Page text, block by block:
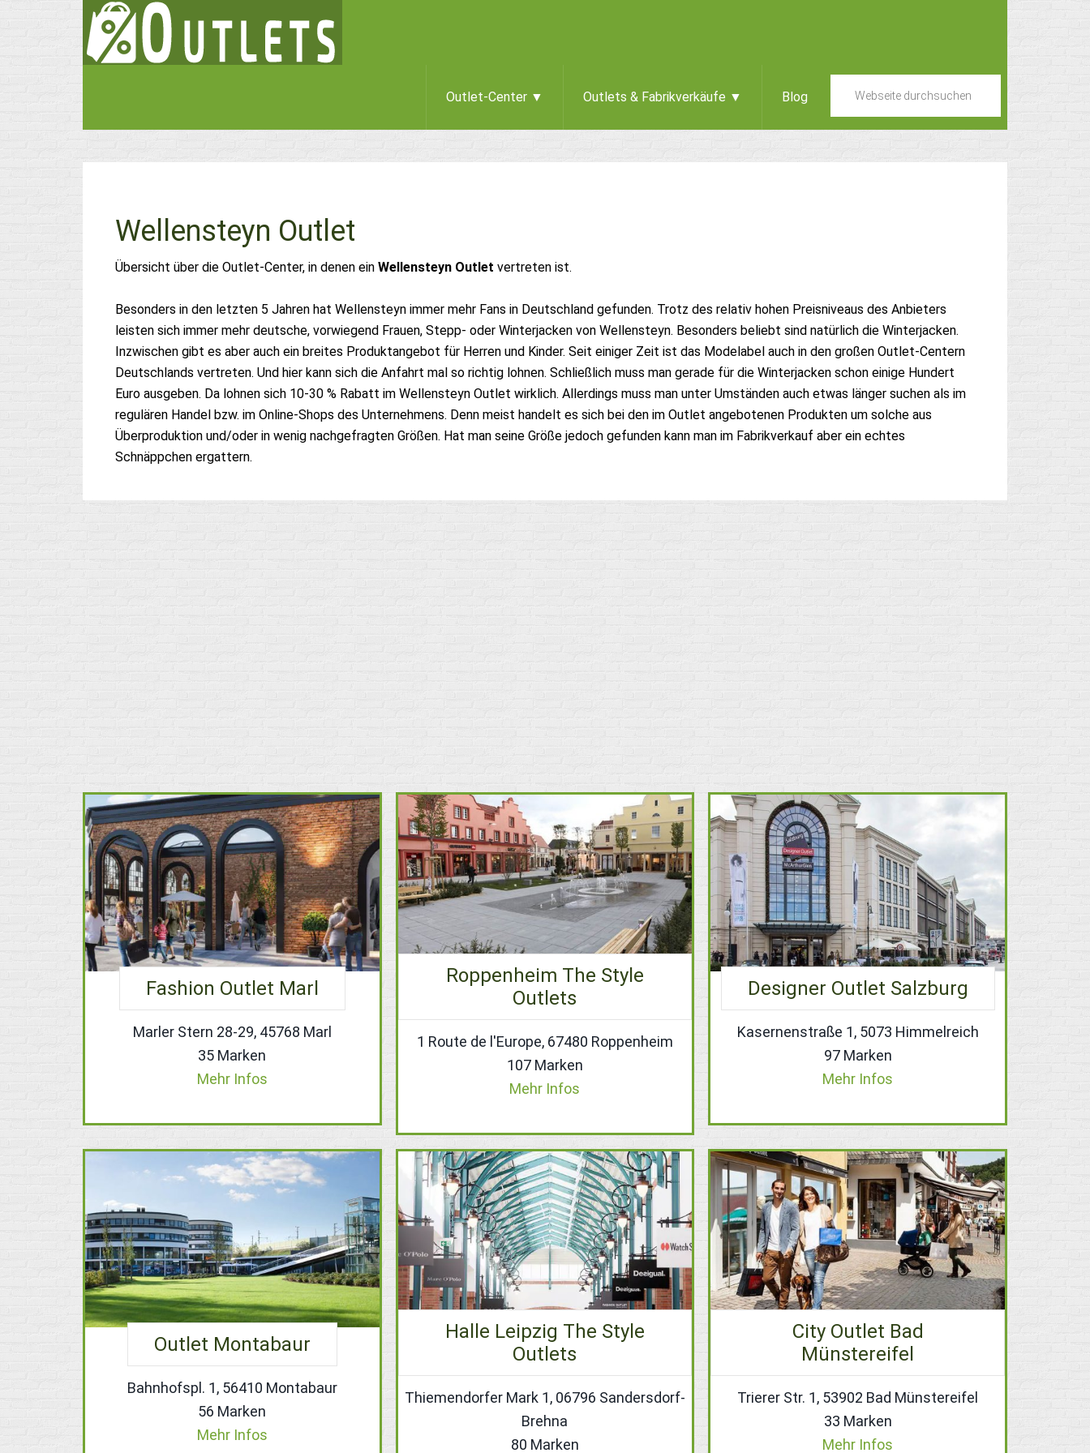
Outlet-Center ▼ Outlets & Fabrikverkäufe ▼ Blog
Wellensteyn Outlet
Übersicht über die Outlet-Center, in denen ein Wellensteyn Outlet vertreten ist.
Besonders in den letzten 5 Jahren hat Wellensteyn immer mehr Fans in Deutschland gefunden. Trotz des relativ hohen Preisniveaus des Anbieters
leisten sich immer mehr deutsche, vorwiegend Frauen, Stepp- oder Winterjacken von Wellensteyn. Besonders beliebt sind natürlich die Winterjacken.
Inzwischen gibt es aber auch ein breites Produktangebot für Herren und Kinder. Seit einiger Zeit ist das Modelabel auch in den großen Outlet-Centern
Deutschlands vertreten. Und hier kann sich die Anfahrt mal so richtig lohnen. Schließlich muss man gerade für die Winterjacken schon einige Hundert
Euro ausgeben. Da lohnen sich 10-30 % Rabatt im Wellensteyn Outlet wirklich. Allerdings muss man unter Umständen auch etwas länger suchen als im
regulären Handel bzw. im Online-Shops des Unternehmens. Denn meist handelt es sich bei den im Outlet angebotenen Produkten um solche aus
Überproduktion und/oder in wenig nachgefragten Größen. Hat man seine Größe jedoch gefunden kann man im Fabrikverkauf aber ein echtes
Schnäppchen ergattern.
Fashion Outlet Marl
Marler Stern 28-29, 45768 Marl
35 Marken
Mehr Infos
Roppenheim The Style
Outlets
1 Route de l'Europe, 67480 Roppenheim
107 Marken
Mehr Infos
Designer Outlet Salzburg
Kasernenstraße 1, 5073 Himmelreich
97 Marken
Mehr Infos
Outlet Montabaur
Bahnhofspl. 1, 56410 Montabaur
56 Marken
Mehr Infos
Halle Leipzig The Style
Outlets
Thiemendorfer Mark 1, 06796 Sandersdorf-
Brehna
80 Marken
City Outlet Bad
Münstereifel
Trierer Str. 1, 53902 Bad Münstereifel
33 Marken
Mehr Infos